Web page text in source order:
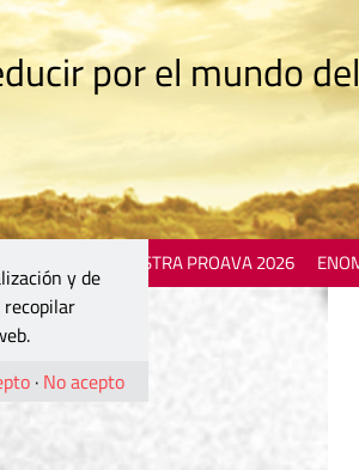
por el mundo
MOSTRA PROAVA 2026
y de
· No acepto